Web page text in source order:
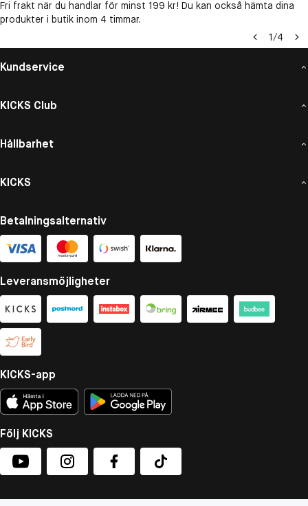
Fri frakt när du handlar för minst 199 kr! Du kan också hämta dina
produkter i butik inom 4 timmar.
1/4
Kundservice
KICKS Club
Hållbarhet
KICKS
Betalningsalternativ
Leveransmöjligheter
KICKS-app
Följ KICKS